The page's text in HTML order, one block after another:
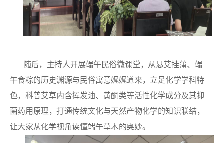
随后， 主持人开展端午民俗微课堂，从悬艾挂蒲、端
午食粽的历史渊源与民俗寓意娓娓道来，立足化学学科特
色，科普艾草内含挥发油、黄酮类等活性化学成分及其抑
菌药用原理，打通传统文化与天然产物化学的知识联结，
让大家从化学视角读懂端午草木的奥妙。